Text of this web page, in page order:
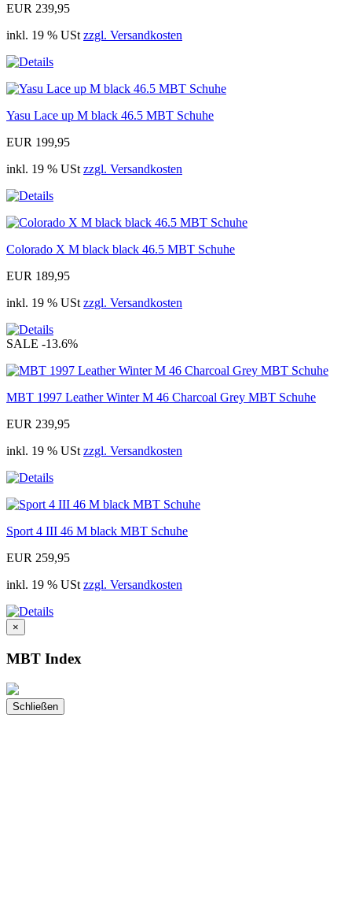
EUR 239,95
inkl. 19 % USt zzgl. Versandkosten
Yasu Lace up M black 46.5 MBT Schuhe
EUR 199,95
inkl. 19 % USt zzgl. Versandkosten
Colorado X M black black 46.5 MBT Schuhe
EUR 189,95
inkl. 19 % USt zzgl. Versandkosten
SALE -13.6%
MBT 1997 Leather Winter M 46 Charcoal Grey MBT Schuhe
EUR 239,95
inkl. 19 % USt zzgl. Versandkosten
Sport 4 III 46 M black MBT Schuhe
EUR 259,95
inkl. 19 % USt zzgl. Versandkosten
×
MBT Index
Schließen